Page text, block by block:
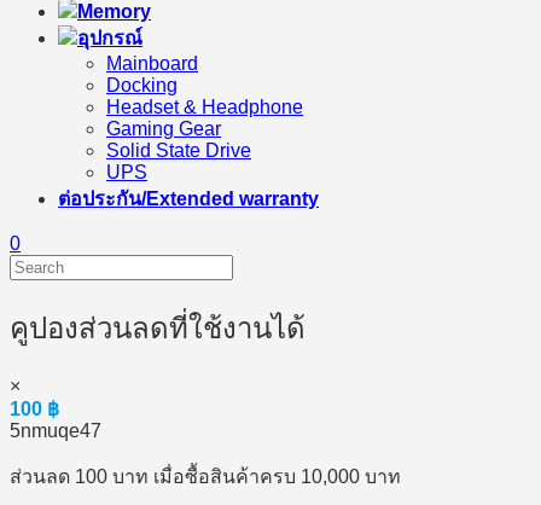
Memory
อุปกรณ์
Mainboard
Docking
Headset & Headphone
Gaming Gear
Solid State Drive
UPS
ต่อประกัน/Extended warranty
0
คูปองส่วนลดที่ใช้งานได้
×
100 ฿
5nmuqe47
ส่วนลด 100 บาท เมื่อซื้อสินค้าครบ 10,000 บาท